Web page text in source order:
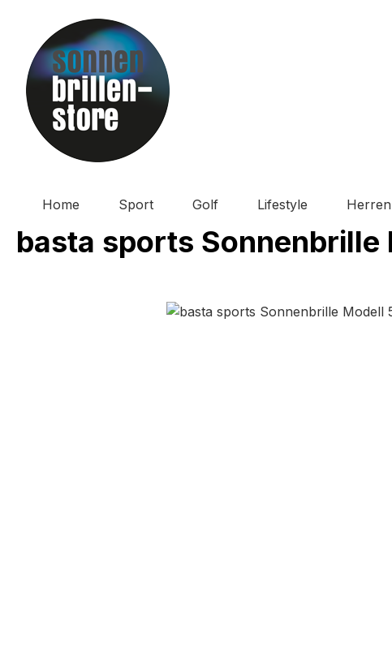
Hauptinhalt springen
Zur Suche springen
Zur Hauptnavigation springen
Home Sport Golf Lifestyle Herren
basta sports Sonnenbrille
Bildergalerie überspringen